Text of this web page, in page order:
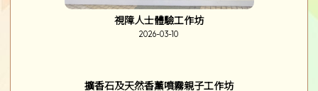
油基JOY種計劃 - 第二階段收成日
2026-03-16